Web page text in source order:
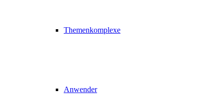
Themenkomplexe
Anwender